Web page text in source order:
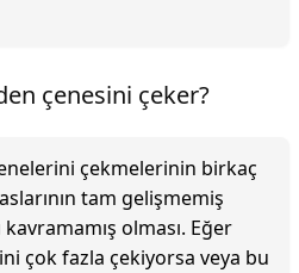
çenesini çeker?
çekmelerinin birkaç
tam gelişmemiş
olması. Eğer
çok fazla çekiyorsa veya bu